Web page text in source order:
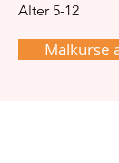
Alter 5-12
Malkurse